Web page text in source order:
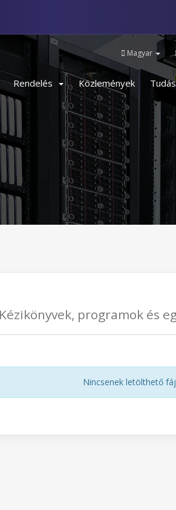
Magyar
Rendelés Közlemények
Kézikönyvek, programok és
Nincsenek letölthető